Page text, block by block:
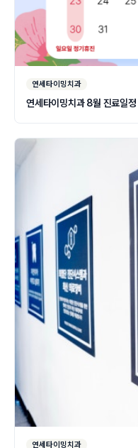
연세타이밍치과
연세타이밍치과 8월 진료일
연세타이밍치과